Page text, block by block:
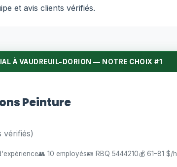
et avis clients vérifiés.
À VAUDREUIL-DORION — NOTRE CHOIX #1
Peinture
vérifiés)
👥 10 employés🪪 RBQ 5444210💰 61–81 $/h